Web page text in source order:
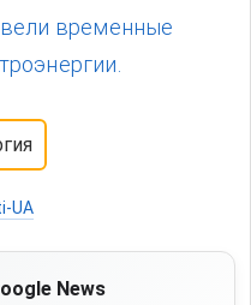
временные
UA
News